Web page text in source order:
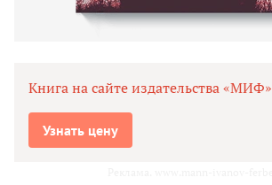
Книга на сайте издательства «МИФ»
Узнать цену